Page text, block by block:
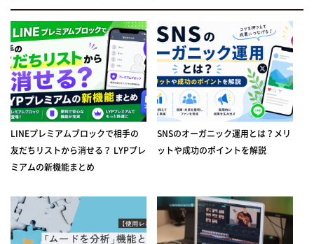
LINEプレミアムブロックで相手の
友だちリストから消せる？ LYPプレ
ミアムの新機能まとめ
SNSのオーガニック運用とは？メリ
ットや成功のポイントを解説